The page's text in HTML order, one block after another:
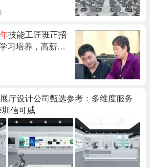
技能工匠班正招
习培养，高薪就
厅设计公司甄选参考：多维度服务
信可威